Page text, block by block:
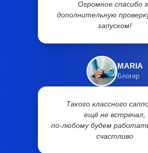
Огромное спасибо
дополнительную
запуском!
MARIA
Блогер
Такого классного
ещё не встречал,
по-любому будем
счастливо